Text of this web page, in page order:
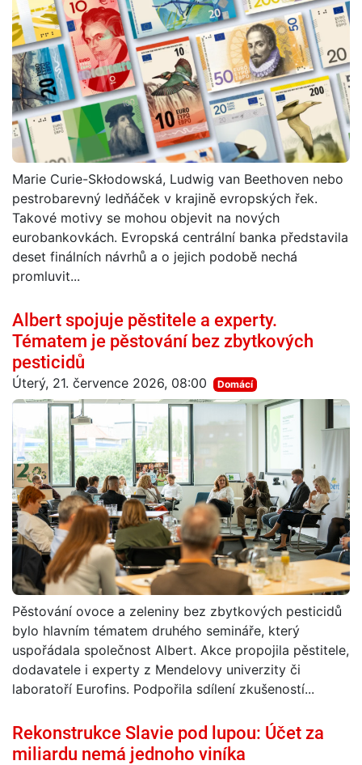
Marie Curie-Skłodowská, Ludwig van Beethoven nebo
pestrobarevný ledňáček v krajině evropských řek.
Takové motivy se mohou objevit na nových
eurobankovkách. Evropská centrální banka představila
deset finálních návrhů a o jejich podobě nechá
promluvit...
Albert spojuje pěstitele a experty.
Tématem je pěstování bez zbytkových
pesticidů
Úterý, 21. července 2026, 08:00 Domácí
Pěstování ovoce a zeleniny bez zbytkových pesticidů
bylo hlavním tématem druhého semináře, který
uspořádala společnost Albert. Akce propojila pěstitele,
dodavatele i experty z Mendelovy univerzity či
laboratoří Eurofins. Podpořila sdílení zkušeností...
Rekonstrukce Slavie pod lupou: Účet za
miliardu nemá jednoho viníka